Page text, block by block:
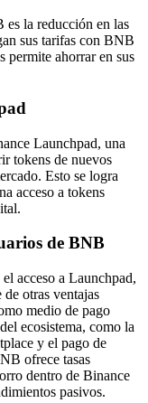
es la reducción en las
sus tarifas con BNB
permite ahorrar en sus
Launchpad, una
tokens de nuevos
Esto se logra
acceso a tokens
de BNB
acceso a Launchpad,
otras ventajas
medio de pago
ecosistema, como la
y el pago de
ofrece tasas
dentro de Binance
pasivos.